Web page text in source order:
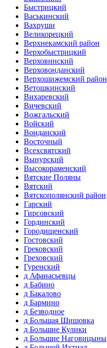
Быстрицкий
Васькинский
Вахруши
Великорецкий
Верхнекамский район
Верхобыстрицкий
Верховинский
Верховонданский
Верхошижемский район
Ветошкинский
Вихаревский
Вичевский
Вожгальский
Войский
Вонданский
Восточный
Всехсвятский
Вынурский
Высокораменский
Вятские Поляны
Вятский
Вятскополянский район
Гарский
Гирсовский
Гординский
Городищенский
Гостовский
Грековский
Греховский
Гуренский
д Афанасьевцы
д Бабино
д Бакалово
д Бармино
д Безводное
д Большая Шишовка
д Большие Кулики
д Большие Наговицыны